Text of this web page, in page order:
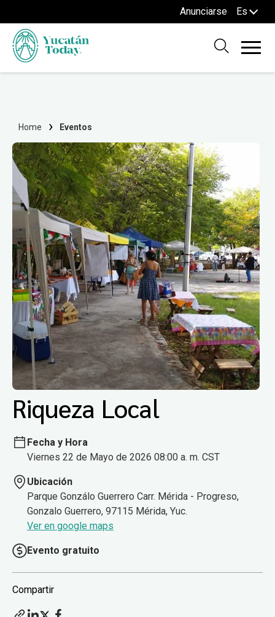
Anunciarse Es
Home Eventos
Riqueza Local
Fecha y Hora
Viernes 22 de Mayo de 2026 08:00 a. m. CST
Ubicación
Parque Gonzálo Guerrero Carr. Mérida - Progreso,
Gonzalo Guerrero, 97115 Mérida, Yuc.
Ver en google maps
Evento gratuito
Compartir